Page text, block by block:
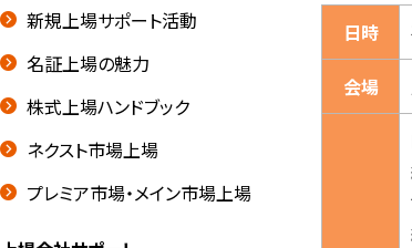
日時
会場
新規上場サポート活動
名証上場の魅力
株式上場ハンドブック
ネクスト市場上場
プレミア市場・メイン市場上場